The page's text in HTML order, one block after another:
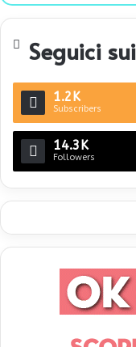
Seguici
1.2K
Subscribers
14.3K
Followers